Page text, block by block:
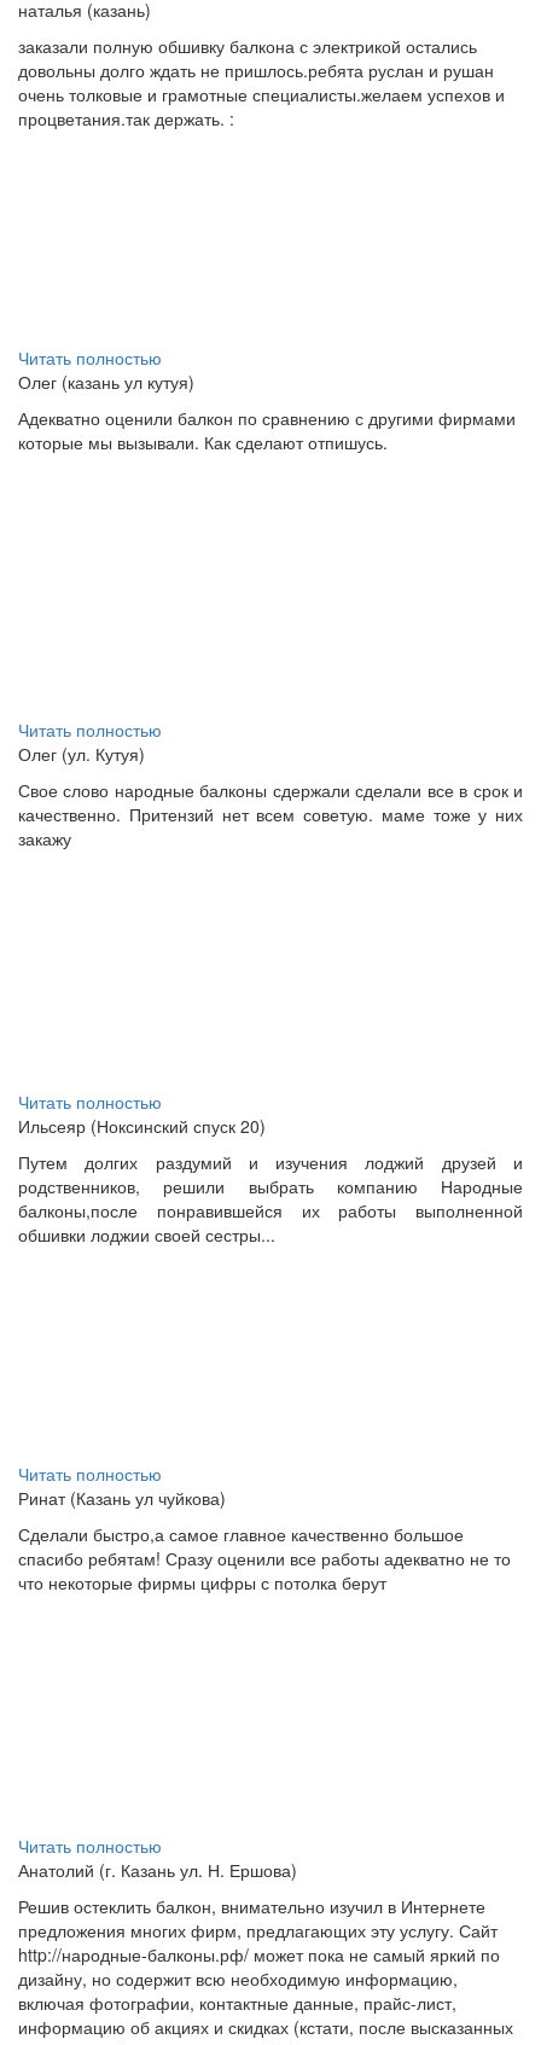
наталья (казань)
заказали полную обшивку балкона с электрикой остались
довольны долго ждать не пришлось.ребята руслан и рушан
очень толковые и грамотные специалисты.желаем успехов и
процветания.так держать. :
Читать полностью
Олег (казань ул кутуя)
Адекватно оценили балкон по сравнению с другими фирмами
которые мы вызывали. Как сделают отпишусь.
Читать полностью
Олег (ул. Кутуя)
Свое слово народные балконы сдержали сделали все в срок и
качественно. Притензий нет всем советую. маме тоже у них
закажу
Читать полностью
Ильсеяр (Ноксинский спуск 20)
Путем долгих раздумий и изучения лоджий друзей и
родственников, решили выбрать компанию Народные
балконы,после понравившейся их работы выполненной
обшивки лоджии своей сестры...
Читать полностью
Ринат (Казань ул чуйкова)
Сделали быстро,а самое главное качественно большое
спасибо ребятам! Сразу оценили все работы адекватно не то
что некоторые фирмы цифры с потолка берут
Читать полностью
Анатолий (г. Казань ул. Н. Ершова)
Решив остеклить балкон, внимательно изучил в Интернете
предложения многих фирм, предлагающих эту услугу. Сайт
http://народные-балконы.рф/ может пока не самый яркий по
дизайну, но содержит всю необходимую информацию,
включая фотографии, контактные данные, прайс-лист,
информацию об акциях и скидках (кстати, после высказанных